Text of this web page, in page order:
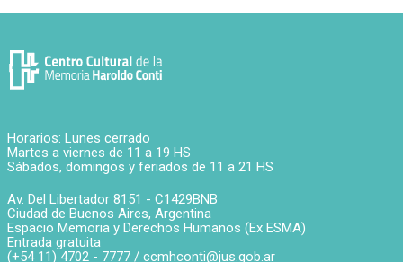
Horarios: Lunes cerrado
Martes a viernes de 11 a 19 HS
Sábados, domingos y feriados de 11 a 21 HS
Av. Del Libertador 8151 - C1429BNB
Ciudad de Buenos Aires, Argentina
Espacio Memoria y Derechos Humanos (Ex ESMA)
Entrada gratuita
(+54 11) 4702 - 7777 / ccmhconti@jus.gob.ar